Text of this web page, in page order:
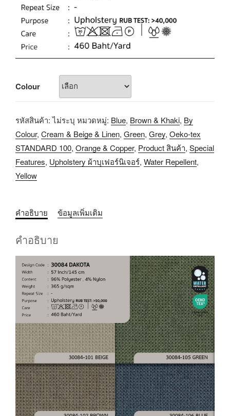
Colour
รหัสสินค้า:ไม่ระบุ หมวดหมู่: Blue, Brown & Khaki, By
Colour, Cream & Beige & Linen, Green, Grey, Oeko-tex
STANDARD 100, Orange & Copper, Product สินค้า, Special
Features, Upholstery ผ้าบุเฟอร์นิเจอร์, Water Repellent,
Yellow
คำอธิบาย ข้อมูลเพิ่มเติม
คำอธิบาย